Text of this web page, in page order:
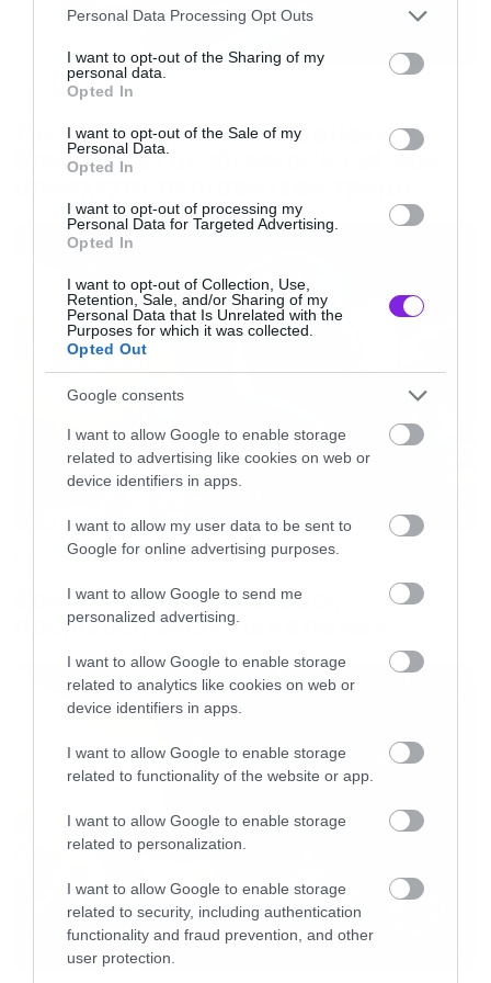
Please note that this website/app uses one or more Google
not limited to your visit or usage behaviour. You may click to
grant or deny consent to Google and its third-party tags to
use your data for below specified purposes in below Google
consent section.
Personal Data Processing Opt Outs
I want to opt-out of the Sharing of my
personal data.
Opted In
I want to opt-out of the Sale of my
Personal Data.
Opted In
I want to opt-out of processing my
Personal Data for Targeted Advertising.
Opted In
I want to opt-out of Collection, Use,
Retention, Sale, and/or Sharing of my
Personal Data that Is Unrelated with the
Purposes for which it was collected.
Opted Out
Google consents
I want to allow Google to enable storage
related to advertising like cookies on web or
device identifiers in apps.
I want to allow my user data to be sent to
Google for online advertising purposes.
I want to allow Google to send me
personalized advertising.
I want to allow Google to enable storage
related to analytics like cookies on web or
device identifiers in apps.
I want to allow Google to enable storage
related to functionality of the website or app.
I want to allow Google to enable storage
related to personalization.
I want to allow Google to enable storage
related to security, including authentication
functionality and fraud prevention, and other
user protection.
Movies
The X-Files: I Want to Believe –
Επιστρέφει με director’s cut που
υπόσχεται περισσότερο τρόμο
Movies
Box Office: Οι καλύτερες
πρεμιέρες όλων των εποχών